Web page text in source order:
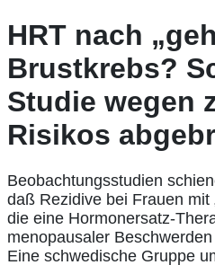
HRT nach
Brustkrebs?
Studie wegen
Risikos
Beobachtungsstudien
daß Rezidive bei Frauen mit
die eine Hormonersatz-
menopausaler
Eine schwedische Gruppe